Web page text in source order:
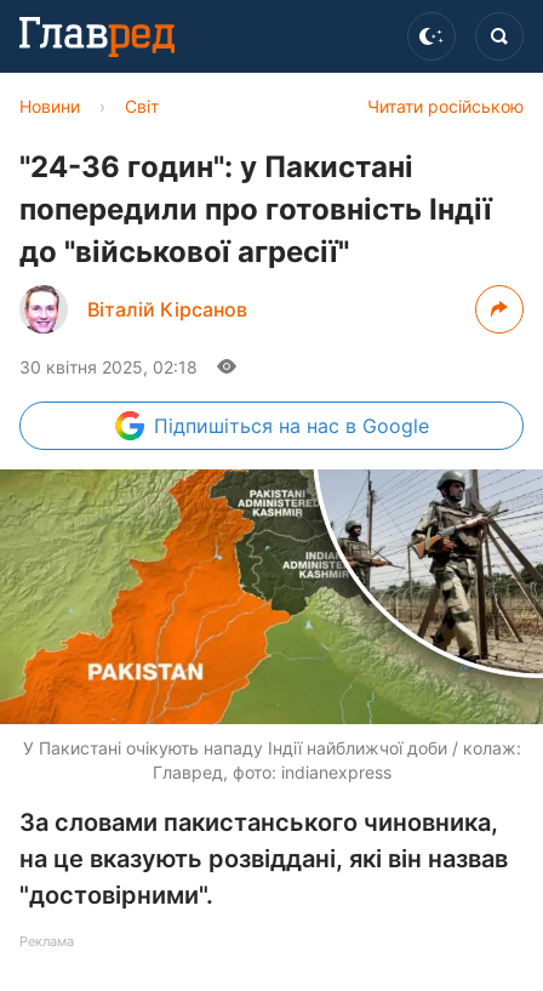
Читати російською
Новини › Світ
"24-36 годин": у Пакистані
попередили про готовність Індії
до "військової агресії"
Віталій Кірсанов
30 квітня 2025, 02:18
Підпишіться на нас в Google
У Пакистані очікують нападу Індії найближчої доби / колаж:
Главред, фото: indianexpress
За словами пакистанського чиновника,
на це вказують розвіддані, які він назвав
"достовірними".
Реклама